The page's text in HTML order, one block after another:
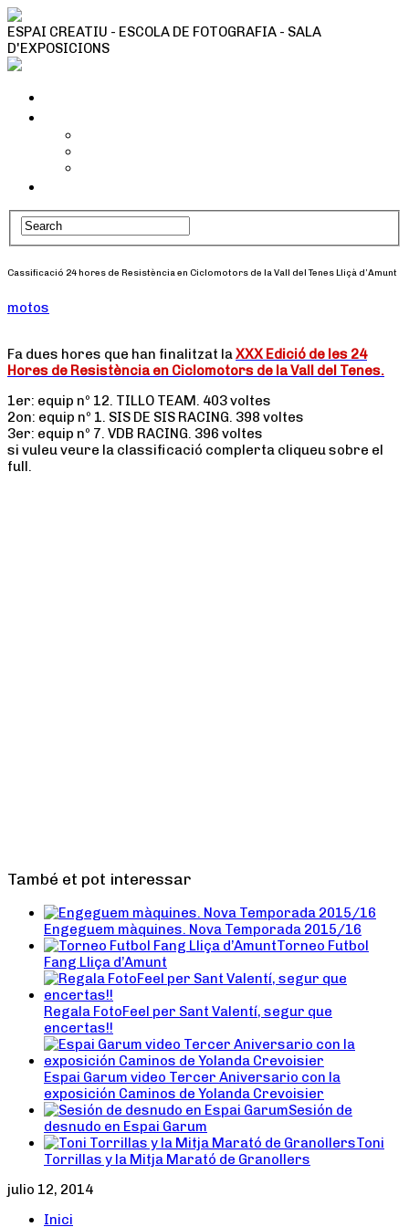
ESPAI CREATIU - ESCOLA DE FOTOGRAFIA - SALA
D'EXPOSICIONS
Cassificació 24 hores de Resistència en Ciclomotors de la Vall del Tenes Lliçà d’Amunt
motos
Fa dues hores que han finalitzat laXXX Edició de les 24
Hores de Resistència en Ciclomotors de la Vall del Tenes.
1er: equip nº 12. TILLO TEAM. 403 voltes
2on: equip nº 1. SIS DE SIS RACING. 398 voltes
3er: equip nº 7. VDB RACING. 396 voltes
si vuleu veure la classificació complerta cliqueu sobre el
full.
També et pot interessar
Engeguem màquines. Nova Temporada 2015/16
Torneo Futbol
Fang Lliça d’Amunt
Regala FotoFeel per Sant Valentí, segur que
encertas!!
Espai Garum video Tercer Aniversario con la
exposición Caminos de Yolanda Crevoisier
Sesión de
desnudo en Espai Garum
Toni
Torrillas y la Mitja Marató de Granollers
julio 12, 2014
Inici